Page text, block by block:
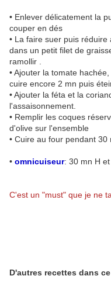
• Enlever délicatement la
couper en dés
• La faire suer puis
dans un petit filet de
ramollir .
• Ajouter la tomate
cuire encore 2 mn puis
• Ajouter la féta et la
l'assaisonnement.
• Remplir les coques
d'olive sur l'ensemble
• Cuire au four pendant 30
• omnicuiseur: 30 mn H
C'est un "must" que je ne
D'autres recettes dans